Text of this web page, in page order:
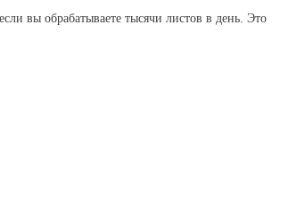
вы обрабатываете тысячи листов в день. Это